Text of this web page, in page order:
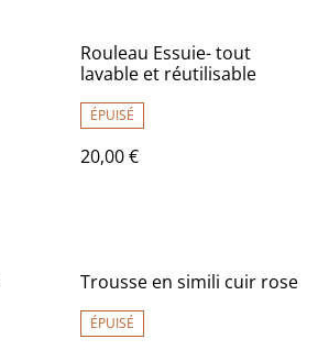
Rouleau Essuie- tout
lavable et réutilisable
ÉPUISÉ
20,00 €
Trousse en simili cuir rose
ÉPUISÉ